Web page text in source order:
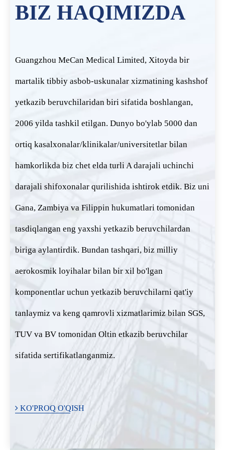
BIZ HAQIMIZDA
Guangzhou MeCan Medical Limited, Xitoyda bir
martalik tibbiy asbob-uskunalar xizmatining kashshof
yetkazib beruvchilaridan biri sifatida boshlangan,
2006 yilda tashkil etilgan. Dunyo bo'ylab 5000 dan
ortiq kasalxonalar/klinikalar/universitetlar bilan
hamkorlikda biz chet elda turli A darajali uchinchi
darajali shifoxonalar qurilishida ishtirok etdik. Biz uni
Gana, Zambiya va Filippin hukumatlari tomonidan
tasdiqlangan eng yaxshi yetkazib beruvchilardan
biriga aylantirdik. Bundan tashqari, biz milliy
aerokosmik loyihalar bilan bir xil bo'lgan
komponentlar uchun yetkazib beruvchilarni qat'iy
tanlaymiz va keng qamrovli xizmatlarimiz bilan SGS,
TUV va BV tomonidan Oltin etkazib beruvchilar
sifatida sertifikatlanganmiz.
KO'PROQ O'QISH